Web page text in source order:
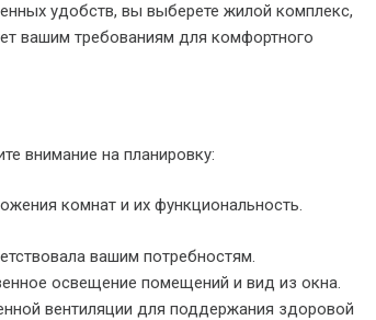
удобств, вы выберете жилой комплекс,
вашим требованиям для комфортного
внимание на планировку:
комнат и их функциональность.
вашим потребностям.
освещение помещений и вид из окна.
вентиляции для поддержания здоровой